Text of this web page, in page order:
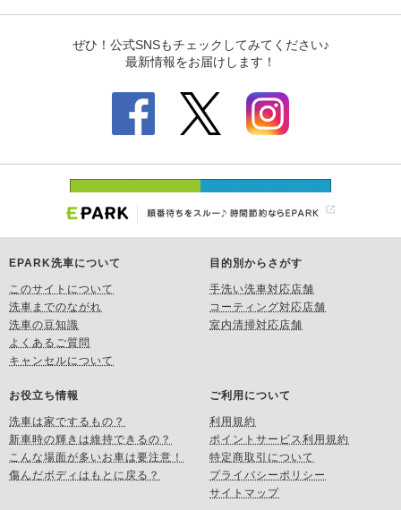
EPARK洗車について
このサイトについて
洗車までのながれ
洗車の豆知識
よくあるご質問
キャンセルについて
目的別からさがす
手洗い洗車対応店舗
コーティング対応店舗
室内清掃対応店舗
お役立ち情報
洗車は家でするもの？
新車時の輝きは維持できるの？
こんな場面が多いお車は要注意！
傷んだボディはもとに戻る？
ご利用について
利用規約
ポイントサービス利用規約
特定商取引について
プライバシーポリシー
サイトマップ